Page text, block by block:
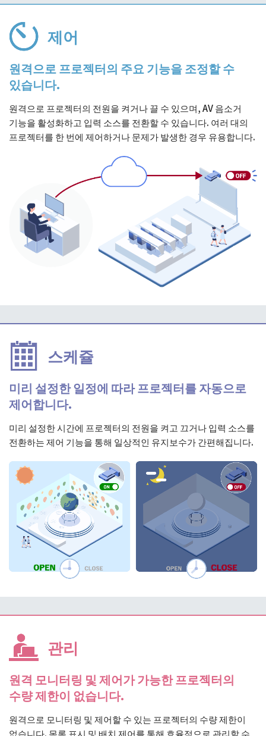
제어
원격으로 프로젝터의 주요 기능을 조정할 수
있습니다.
원격으로 프로젝터의 전원을 켜거나 끌 수 있으며, AV 음소거
기능을 활성화하고 입력 소스를 전환할 수 있습니다. 여러 대의
프로젝터를 한 번에 제어하거나 문제가 발생한 경우 유용합니다.
스케쥴
미리 설정한 일정에 따라 프로젝터를 자동으로
제어합니다.
미리 설정한 시간에 프로젝터의 전원을 켜고 끄거나 입력 소스를
전환하는 제어 기능을 통해 일상적인 유지보수가 간편해집니다.
관리
원격 모니터링 및 제어가 가능한 프로젝터의
수량 제한이 없습니다.
원격으로 모니터링 및 제어할 수 있는 프로젝터의 수량 제한이
없습니다. 목록 표시 및 배치 제어를 통해 효율적으로 관리할 수